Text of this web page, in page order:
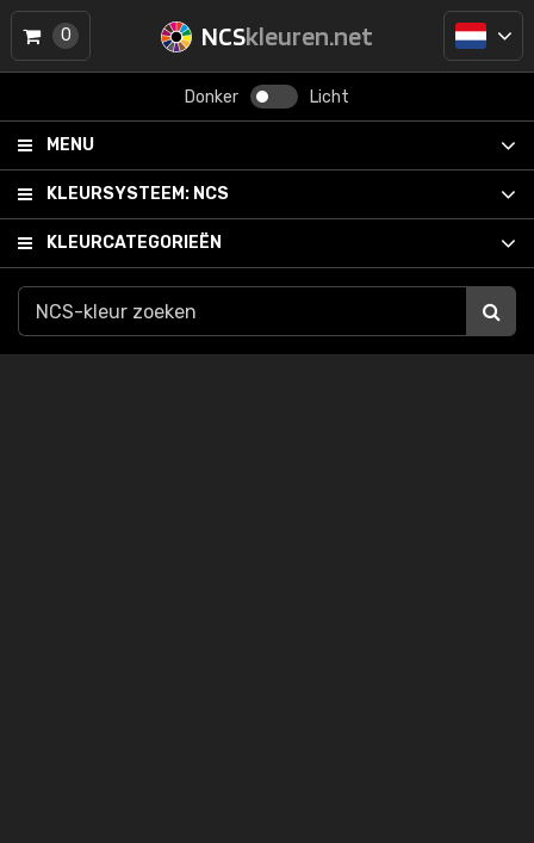
NCSkleuren.net
Donker Licht
MENU
KLEURSYSTEEM: NCS
KLEURCATEGORIEËN
0